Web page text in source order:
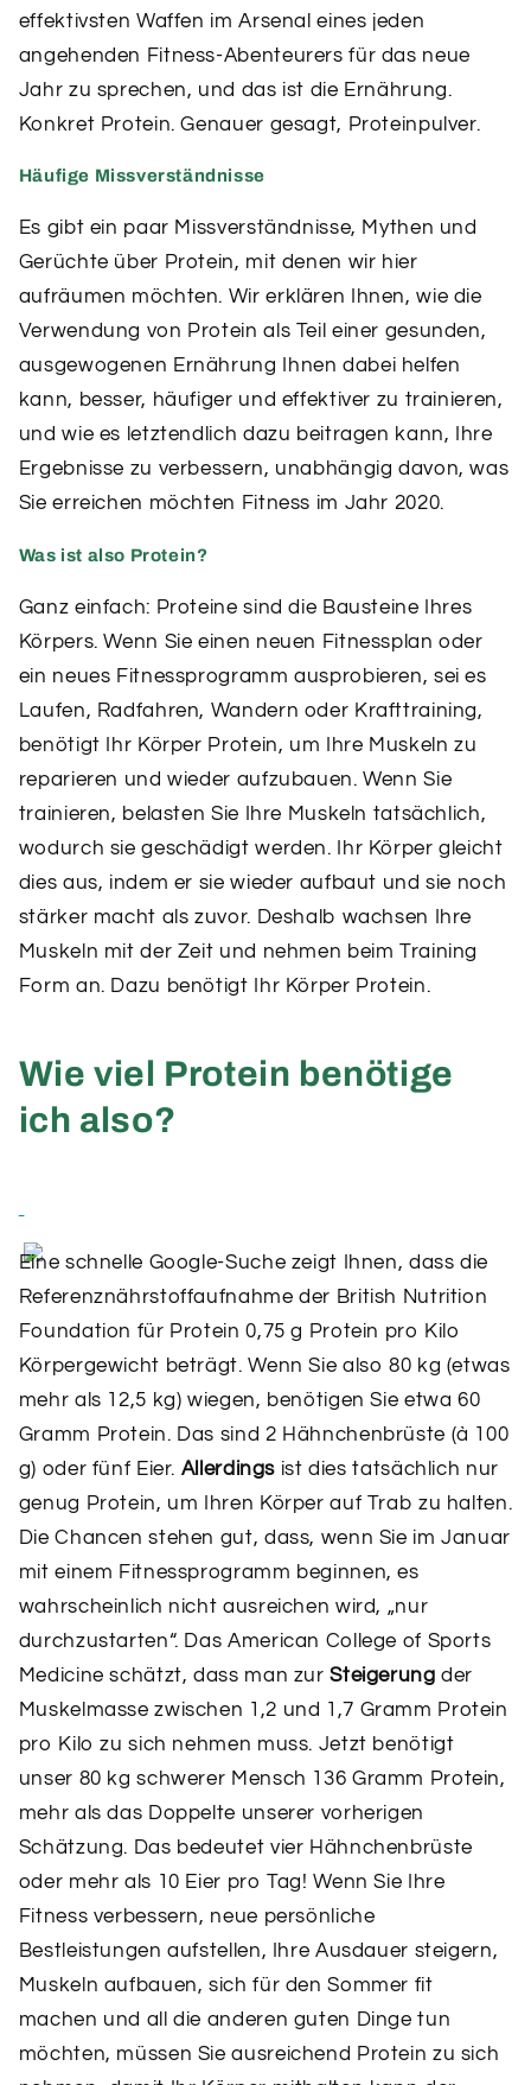
effektivsten Waffen im Arsenal eines jeden
angehenden Fitness-Abenteurers für das neue
Jahr zu sprechen, und das ist die Ernährung.
Konkret Protein. Genauer gesagt, Proteinpulver.
Häufige Missverständnisse
Es gibt ein paar Missverständnisse, Mythen und
Gerüchte über Protein, mit denen wir hier
aufräumen möchten. Wir erklären Ihnen, wie die
Verwendung von Protein als Teil einer gesunden,
ausgewogenen Ernährung Ihnen dabei helfen
kann, besser, häufiger und effektiver zu trainieren,
und wie es letztendlich dazu beitragen kann, Ihre
Ergebnisse zu verbessern, unabhängig davon, was
Sie erreichen möchten Fitness im Jahr 2020.
Was ist also Protein?
Ganz einfach: Proteine ​​sind die Bausteine ​​Ihres
Körpers. Wenn Sie einen neuen Fitnessplan oder
ein neues Fitnessprogramm ausprobieren, sei es
Laufen, Radfahren, Wandern oder Krafttraining,
benötigt Ihr Körper Protein, um Ihre Muskeln zu
reparieren und wieder aufzubauen. Wenn Sie
trainieren, belasten Sie Ihre Muskeln tatsächlich,
wodurch sie geschädigt werden. Ihr Körper gleicht
dies aus, indem er sie wieder aufbaut und sie noch
stärker macht als zuvor. Deshalb wachsen Ihre
Muskeln mit der Zeit und nehmen beim Training
Form an. Dazu benötigt Ihr Körper Protein.
Wie viel Protein benötige
ich also?
Eine schnelle Google-Suche zeigt Ihnen, dass die
Referenznährstoffaufnahme der British Nutrition
Foundation für Protein 0,75 g Protein pro Kilo
Körpergewicht beträgt. Wenn Sie also 80 kg (etwas
mehr als 12,5 kg) wiegen, benötigen Sie etwa 60
Gramm Protein. Das sind 2 Hähnchenbrüste (à 100
g) oder fünf Eier. Allerdings ist dies tatsächlich nur
genug Protein, um Ihren Körper auf Trab zu halten.
Die Chancen stehen gut, dass, wenn Sie im Januar
mit einem Fitnessprogramm beginnen, es
wahrscheinlich nicht ausreichen wird, „nur
durchzustarten“. Das American College of Sports
Medicine schätzt, dass man zurSteigerung der
Muskelmasse zwischen 1,2 und 1,7 Gramm Protein
pro Kilo zu sich nehmen muss. Jetzt benötigt
unser 80 kg schwerer Mensch 136 Gramm Protein,
mehr als das Doppelte unserer vorherigen
Schätzung. Das bedeutet vier Hähnchenbrüste
oder mehr als 10 Eier pro Tag! Wenn Sie Ihre
Fitness verbessern, neue persönliche
Bestleistungen aufstellen, Ihre Ausdauer steigern,
Muskeln aufbauen, sich für den Sommer fit
machen und all die anderen guten Dinge tun
möchten, müssen Sie ausreichend Protein zu sich